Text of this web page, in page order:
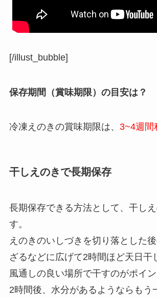
[/illust_bubble]
保存期間（賞味期限）の目安は？
冷凍えのきの賞味期限は、 3~4週間
干しえのきで長期保存
長期保存できる方法として、干し
す。
えのきのいしづきを切り落とした後
ざるなどに広げて2時間ほど天日干
風通しの良い場所で干すのがポイン
2時間後、水分があるようならもう